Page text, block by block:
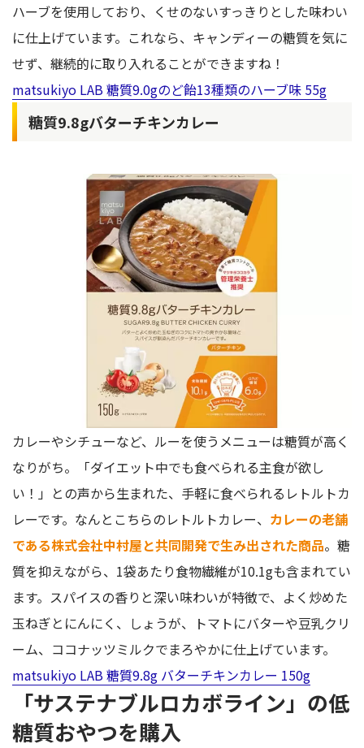
ハーブを使用しており、くせのないすっきりとした味わい
に仕上げています。これなら、キャンディーの糖質を気に
せず、継続的に取り入れることができますね！
matsukiyo LAB 糖質9.0gのど飴13種類のハーブ味 55g
糖質9.8gバターチキンカレー
カレーやシチューなど、ルーを使うメニューは糖質が高く
なりがち。「ダイエット中でも食べられる主食が欲し
い！」との声から生まれた、手軽に食べられるレトルトカ
レーです。なんとこちらのレトルトカレー、 カレーの老舗
である株式会社中村屋と共同開発で生み出された商品。糖
質を抑えながら、1袋あたり食物繊維が10.1gも含まれてい
ます。スパイスの香りと深い味わいが特徴で、よく炒めた
玉ねぎとにんにく、しょうが、トマトにバターや豆乳クリ
ーム、ココナッツミルクでまろやかに仕上げています。
matsukiyo LAB 糖質9.8g バターチキンカレー 150g
「サステナブルロカボライン」の低
糖質おやつを購入